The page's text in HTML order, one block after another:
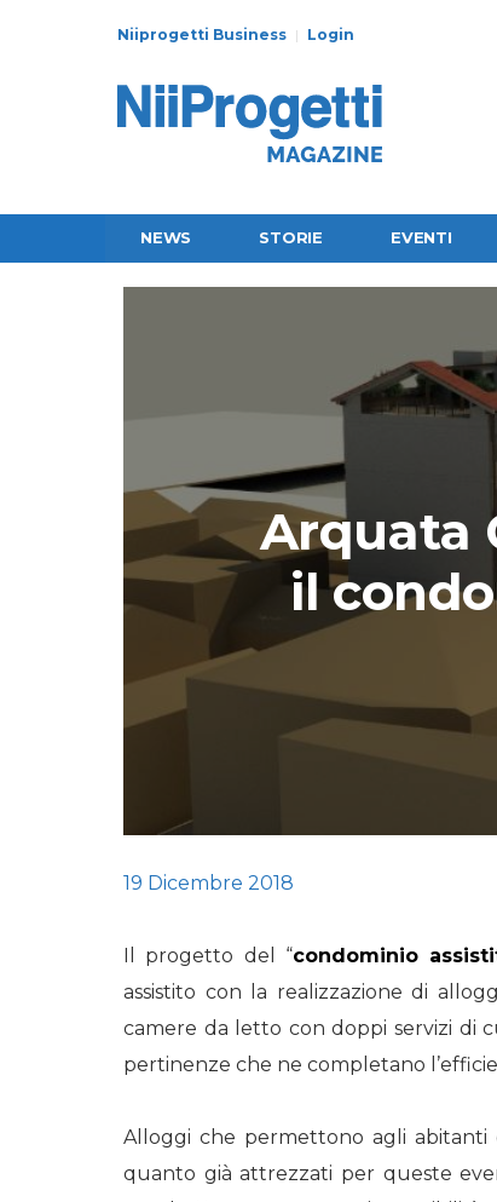
Niiprogetti Business Login
NEWS STORIE EVENTI
Arquata
il
19 Dicembre 2018
Il progetto del “condominio
assistito con la realizzazione di
camere da letto con doppi servizi di
pertinenze che ne completano
Alloggi che permettono agli
quanto già attrezzati per queste
STORIE
URBAN
video del